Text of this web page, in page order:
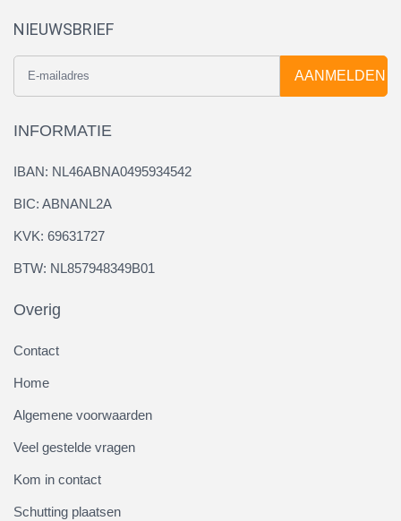
NIEUWSBRIEF
AANMELDEN
INFORMATIE
IBAN: NL46ABNA0495934542
BIC: ABNANL2A
KVK: 69631727
BTW: NL857948349B01
Overig
Contact
Home
Algemene voorwaarden
Veel gestelde vragen
Kom in contact
Schutting plaatsen